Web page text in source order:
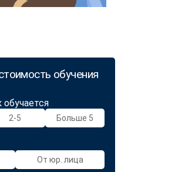
обучения
2-5 Больше 5
От юр. лица